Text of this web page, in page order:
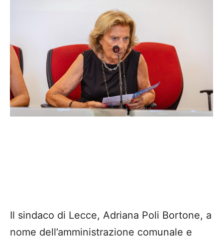
Il sindaco di Lecce, Adriana Poli Bortone, a
nome dell’amministrazione comunale e